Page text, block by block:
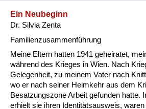
gewöhnen kann. So hatte ich auch keine
Schreckliches passieren könnte. Das
zu werden oder wie es vielen anderen
Ein Neubeginn
Dr. Silvia Zenta
Familienzusammenführung
Meine Eltern hatten 1941 geheiratet,
während des Krieges in Wien. Nach
Gelegenheit, zu meinem Vater nach
wo er nach seiner Heimkehr aus dem
Besatzungszone Arbeit gefunden hatte.
erhielt sie ihren Identitätsausweis,